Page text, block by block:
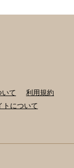
いて
利用規約
トについて